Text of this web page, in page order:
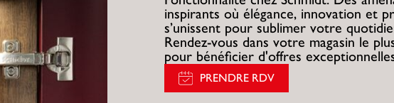
inspirants où élégance, innovation et
s’unissent pour sublimer votre
Rendez-vous dans votre magasin le
pour bénéficier d'offres
PRENDRE RDV